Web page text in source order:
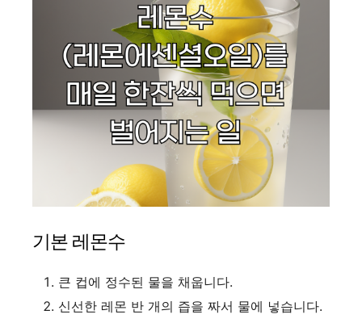
기본 레몬수
큰 컵에 정수된 물을 채웁니다.
신선한 레몬 반 개의 즙을 짜서 물에 넣습니다.